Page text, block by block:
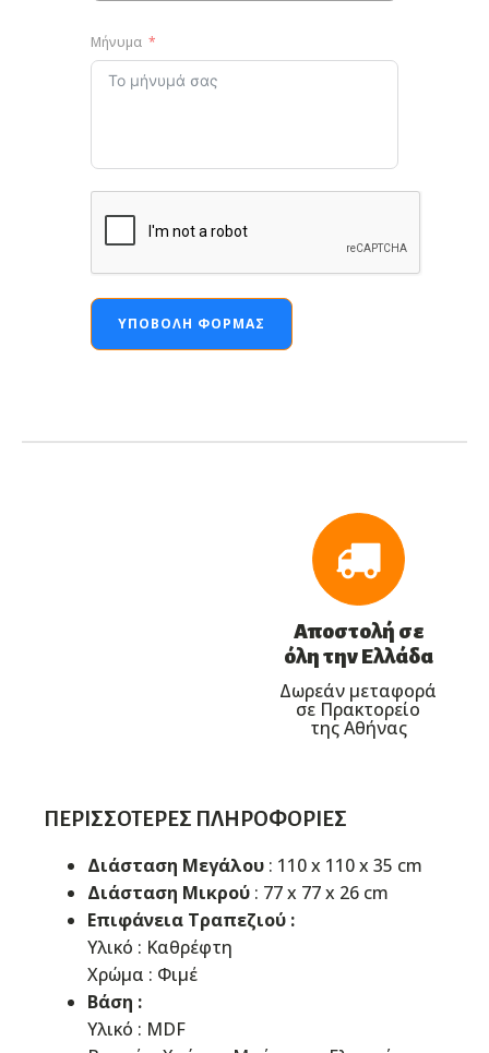
Μήνυμα
ΥΠΟΒΟΛΉ ΦΌΡΜΑΣ
Αποστολή σε
όλη την Ελλάδα
Δωρεάν μεταφορά
σε Πρακτορείο
της Αθήνας
ΠΕΡΙΣΣΌΤΕΡΕΣ ΠΛΗΡΟΦΟΡΊΕΣ
Διάσταση Μεγάλου : 110 x 110 x 35 cm
Διάσταση Μικρού : 77 x 77 x 26 cm
Επιφάνεια Τραπεζιού :
Υλικό : Καθρέφτη
Χρώμα : Φιμέ
Βάση :
Υλικό : MDF